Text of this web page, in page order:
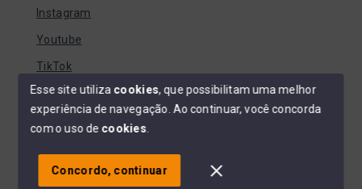
Estamos disponíveis para te ajudar.
Instagram
Youtube
TikTok
© Copyright 2026 - EVANDRO FERNANDEZ IMOVEIS | CRECI
SITE PARA IMOBILIARIA
Esse site utiliza cookies, que possibilitam uma melhor
experiência de navegação. Ao continuar, você concorda
com o uso de cookies
Concordo, continuar